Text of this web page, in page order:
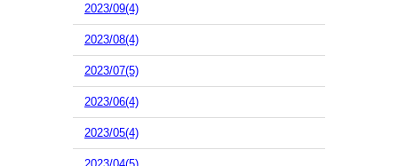
2023/09(4)
2023/08(4)
2023/07(5)
2023/06(4)
2023/05(4)